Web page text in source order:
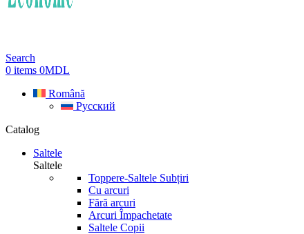
Search
0 items 0MDL
Română
Русский
Catalog
Saltele
Saltele
Toppere-Saltele Subțiri
Cu arcuri
Fără arcuri
Arcuri Împachetate
Saltele Copii